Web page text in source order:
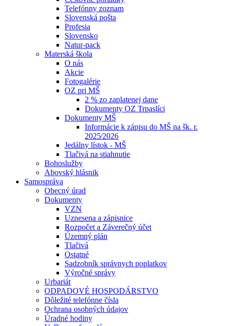
Telefónny zoznam
Slovenská pošta
Profesia
Slovensko
Natur-pack
Materská škola
O nás
Akcie
Fotogalérie
OZ pri MŠ
2 % zo zaplatenej dane
Dokumenty OZ Trpaslíci
Dokumenty MŠ
Informácie k zápisu do MŠ na šk. r.
2025⁄2026
Jedálny lístok - MŠ
Tlačivá na stiahnutie
Bohoslužby
Abovský hlásnik
Samospráva
Obecný úrad
Dokumenty
VZN
Uznesena a zápisnice
Rozpočet a Záverečný účet
Územný plán
Tlačivá
Ostatné
Sadzobník správnych poplatkov
Výročné správy
Urbariát
ODPADOVÉ HOSPODÁRSTVO
Dôležité telefónne čísla
Ochrana osobných údajov
Úradné hodiny